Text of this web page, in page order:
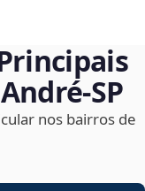
nos bairros de